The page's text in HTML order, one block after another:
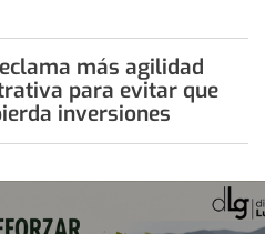
más agilidad
para evitar que
inversiones